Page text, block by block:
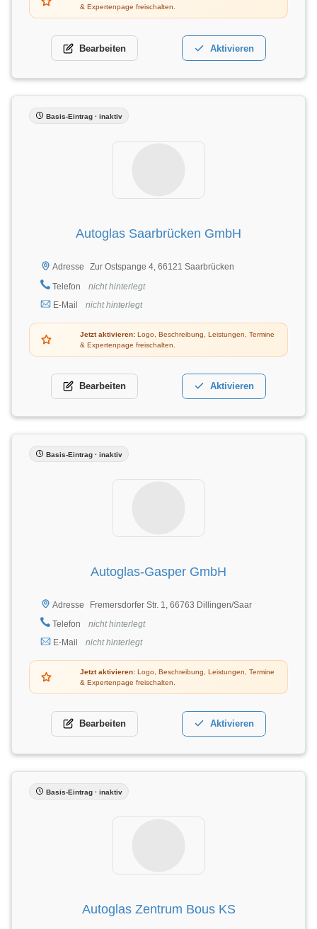
& Expertenpage freischalten.
Bearbeiten Aktivieren
Basis-Eintrag · inaktiv
Autoglas Saarbrücken GmbH
Adresse
Zur Ostspange 4, 66121 Saarbrücken
Telefon
nicht hinterlegt
E-Mail
nicht hinterlegt
Jetzt aktivieren: Logo, Beschreibung, Leistungen, Termine
& Expertenpage freischalten.
Bearbeiten Aktivieren
Basis-Eintrag · inaktiv
Autoglas-Gasper GmbH
Adresse
Fremersdorfer Str. 1, 66763 Dillingen/Saar
Telefon
nicht hinterlegt
E-Mail
nicht hinterlegt
Jetzt aktivieren: Logo, Beschreibung, Leistungen, Termine
& Expertenpage freischalten.
Bearbeiten Aktivieren
Basis-Eintrag · inaktiv
Autoglas Zentrum Bous KS